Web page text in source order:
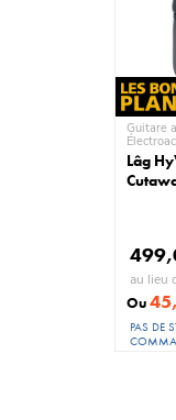
Guitare
Lâg
au lieu
Ou
PAS DE